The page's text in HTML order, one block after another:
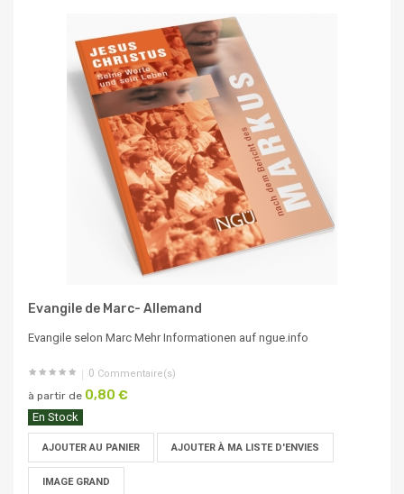
Evangile de Marc- Allemand
Evangile selon Marc Mehr Informationen auf ngue.info
0 Commentaire(s)
à partir de 0,80 €
En Stock
AJOUTER AU PANIER AJOUTER À MA LISTE D'ENVIES
IMAGE GRAND